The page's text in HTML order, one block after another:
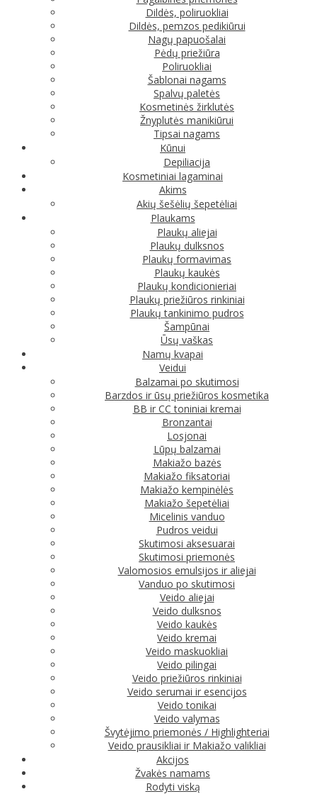
Dildės, poliruokliai
Dildės, pemzos pedikiūrui
Nagų papuošalai
Pėdų priežiūra
Poliruokliai
Šablonai nagams
Spalvų paletės
Kosmetinės žirklutės
Žnyplutės manikiūrui
Tipsai nagams
Kūnui
Depiliacija
Kosmetiniai lagaminai
Akims
Akių šešėlių šepetėliai
Plaukams
Plaukų aliejai
Plaukų dulksnos
Plaukų formavimas
Plaukų kaukės
Plaukų kondicionieriai
Plaukų priežiūros rinkiniai
Plaukų tankinimo pudros
Šampūnai
Ūsų vaškas
Namų kvapai
Veidui
Balzamai po skutimosi
Barzdos ir ūsų priežiūros kosmetika
BB ir CC toniniai kremai
Bronzantai
Losjonai
Lūpų balzamai
Makiažo bazės
Makiažo fiksatoriai
Makiažo kempinėlės
Makiažo šepetėliai
Micelinis vanduo
Pudros veidui
Skutimosi aksesuarai
Skutimosi priemonės
Valomosios emulsijos ir aliejai
Vanduo po skutimosi
Veido aliejai
Veido dulksnos
Veido kaukės
Veido kremai
Veido maskuokliai
Veido pilingai
Veido priežiūros rinkiniai
Veido serumai ir esencijos
Veido tonikai
Veido valymas
Švytėjimo priemonės / Highlighteriai
Veido prausikliai ir Makiažo valikliai
Akcijos
Žvakės namams
Rodyti viską